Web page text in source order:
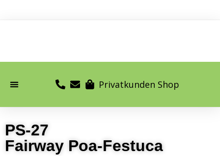
Privatkunden Shop
PS-27
Fairway Poa-Festuca